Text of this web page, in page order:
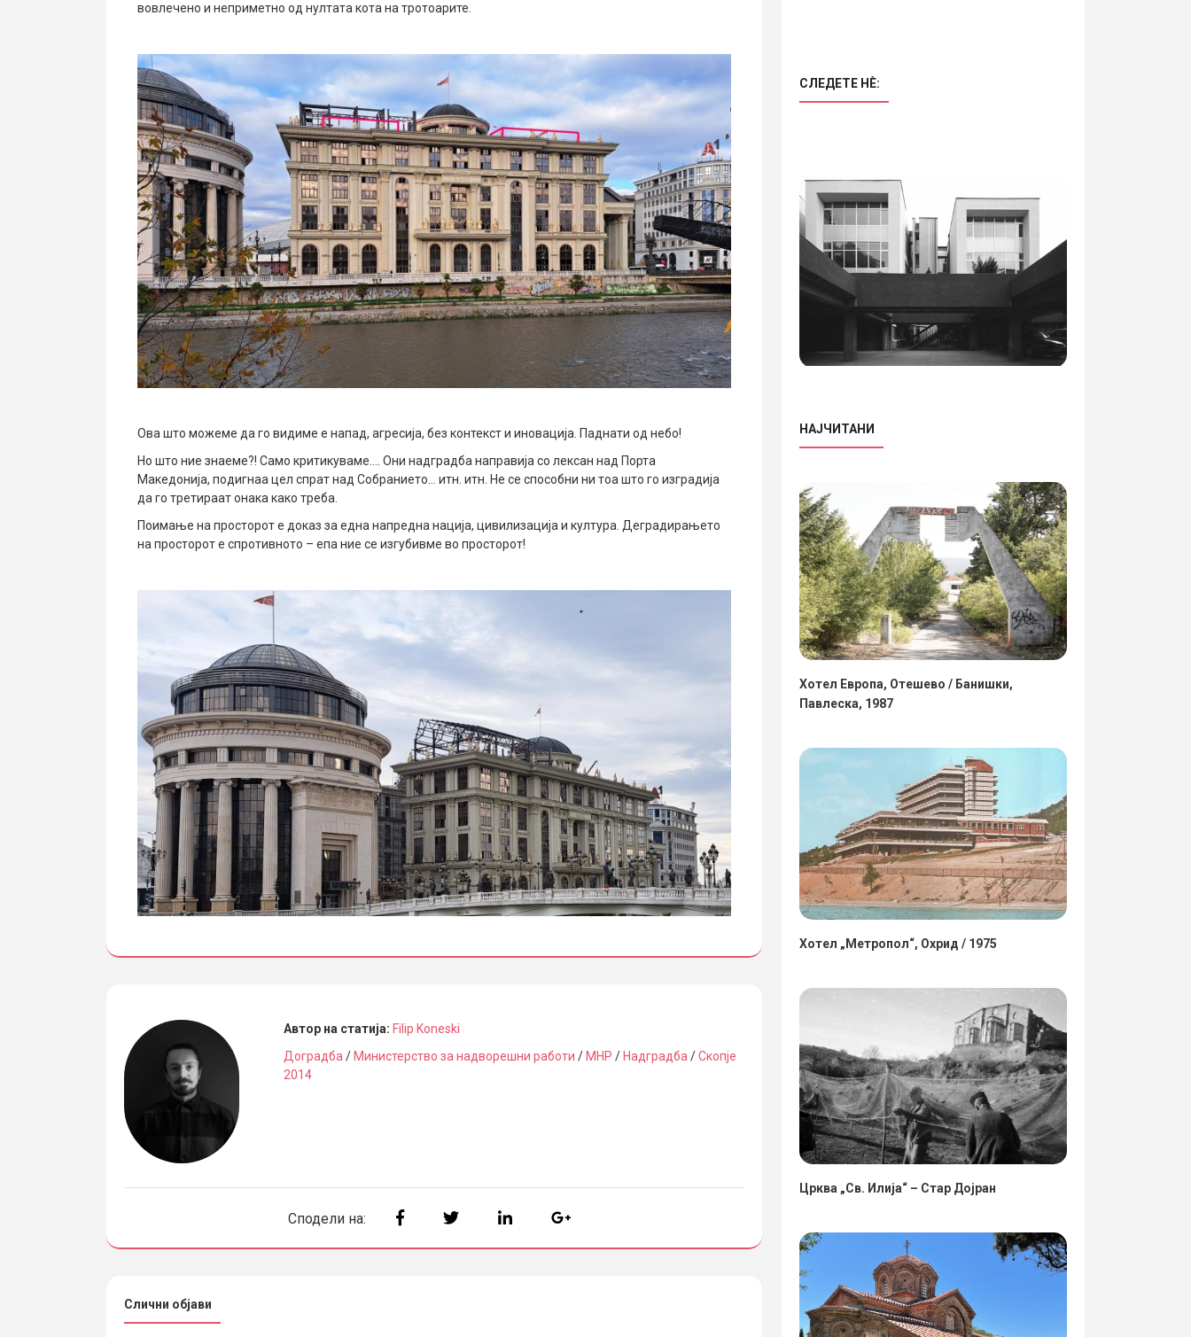
вовлечено и неприметно од нултата кота на тротоарите.
Ова што можеме да го видиме е напад, агресија, без контекст и иновација. Паднати од небо!
Но што ние знаеме?! Само критикуваме…. Они надградба направија со лексан над Порта
Македонија, подигнаа цел спрат над Собранието… итн. итн. Не се способни ни тоа што го изградија
да го третираат онака како треба.
Поимање на просторот е доказ за една напредна нација, цивилизација и култура. Деградирањето
на просторот е спротивното – епа ние се изгубивме во просторот!
Автор на статија: Filip Koneski
Доградба / Министерство за надворешни работи / МНР / Надградба /Скопје
2014
Сподели на:
Слични објави
СЛЕДЕТЕ НÈ:
НАЈЧИТАНИ
Хотел Европа, Отешево / Банишки,
Павлеска, 1987
Хотел „Метропол“, Охрид / 1975
Црква „Св. Илија“ – Стар Дојран